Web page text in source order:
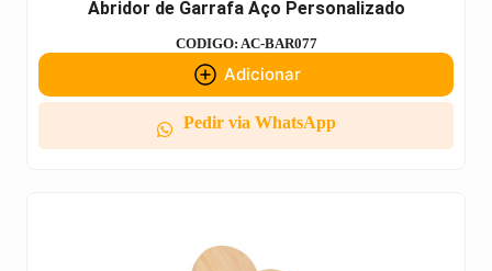
Abridor de Garrafa Aço Personalizado
CODIGO: AC-BAR077
Adicionar
Pedir via WhatsApp